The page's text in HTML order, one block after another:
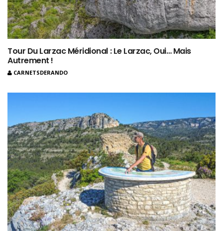
Tour Du Larzac Méridional : Le Larzac, Oui… Mais
Autrement !
CARNETSDERANDO